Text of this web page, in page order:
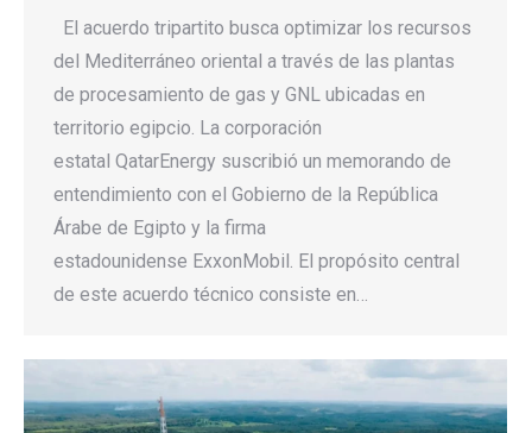
El acuerdo tripartito busca optimizar los recursos
del Mediterráneo oriental a través de las plantas
de procesamiento de gas y GNL ubicadas en
territorio egipcio. La corporación
estatal QatarEnergy suscribió un memorando de
entendimiento con el Gobierno de la República
Árabe de Egipto y la firma
estadounidense ExxonMobil. El propósito central
de este acuerdo técnico consiste en…